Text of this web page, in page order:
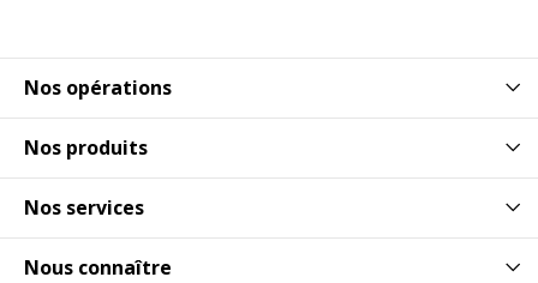
Nos opérations
Nos produits
Nos services
Nous connaître